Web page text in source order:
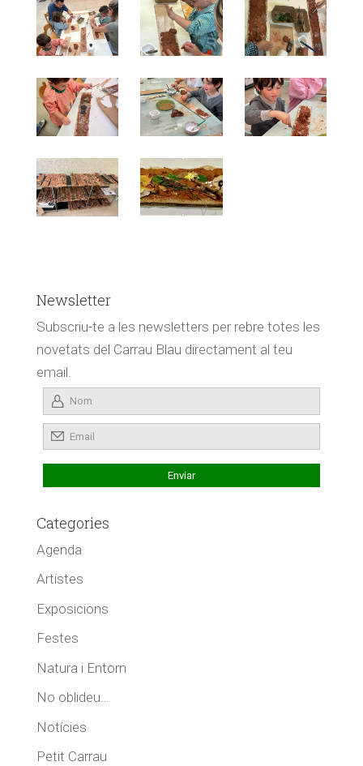
Newsletter
Subscriu-te a les newsletters per rebre totes les
novetats del Carrau Blau directament al teu
email.
Categories
Agenda
Artistes
Exposicions
Festes
Natura i Entorn
No oblideu…
Notícies
Petit Carrau